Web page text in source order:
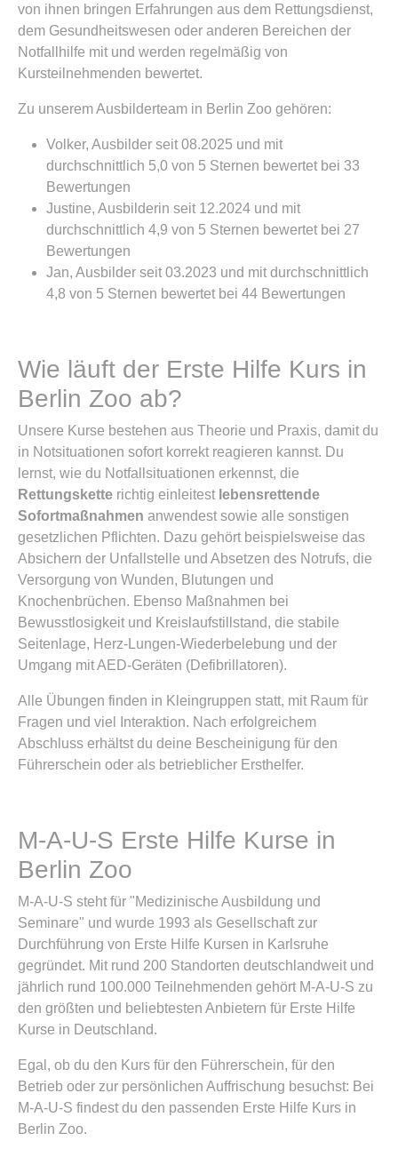
von ihnen bringen Erfahrungen aus dem Rettungsdienst,
dem Gesundheitswesen oder anderen Bereichen der
Notfallhilfe mit und werden regelmäßig von
Kursteilnehmenden bewertet.
Zu unserem Ausbilderteam in Berlin Zoo gehören:
Volker, Ausbilder seit 08.2025 und mit
durchschnittlich 5,0 von 5 Sternen bewertet bei 33
Bewertungen
Justine, Ausbilderin seit 12.2024 und mit
durchschnittlich 4,9 von 5 Sternen bewertet bei 27
Bewertungen
Jan, Ausbilder seit 03.2023 und mit durchschnittlich
4,8 von 5 Sternen bewertet bei 44 Bewertungen
Wie läuft der Erste Hilfe Kurs in
Berlin Zoo ab?
Unsere Kurse bestehen aus Theorie und Praxis, damit du
in Notsituationen sofort korrekt reagieren kannst. Du
lernst, wie du Notfallsituationen erkennst, die
Rettungskette richtig einleitest lebensrettende
Sofortmaßnahmen anwendest sowie alle sonstigen
gesetzlichen Pflichten. Dazu gehört beispielsweise das
Absichern der Unfallstelle und Absetzen des Notrufs, die
Versorgung von Wunden, Blutungen und
Knochenbrüchen. Ebenso Maßnahmen bei
Bewusstlosigkeit und Kreislaufstillstand, die stabile
Seitenlage, Herz-Lungen-Wiederbelebung und der
Umgang mit AED-Geräten (Defibrillatoren).
Alle Übungen finden in Kleingruppen statt, mit Raum für
Fragen und viel Interaktion. Nach erfolgreichem
Abschluss erhältst du deine Bescheinigung für den
Führerschein oder als betrieblicher Ersthelfer.
M-A-U-S Erste Hilfe Kurse in
Berlin Zoo
M-A-U-S steht für "Medizinische Ausbildung und
Seminare" und wurde 1993 als Gesellschaft zur
Durchführung von Erste Hilfe Kursen in Karlsruhe
gegründet. Mit rund 200 Standorten deutschlandweit und
jährlich rund 100.000 Teilnehmenden gehört M-A-U-S zu
den größten und beliebtesten Anbietern für Erste Hilfe
Kurse in Deutschland.
Egal, ob du den Kurs für den Führerschein, für den
Betrieb oder zur persönlichen Auffrischung besuchst: Bei
M-A-U-S findest du den passenden Erste Hilfe Kurs in
Berlin Zoo.